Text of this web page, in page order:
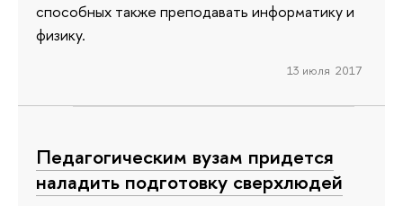
способных также преподавать информатику и
физику.
13 июля 2017
Педагогическим вузам придется
наладить подготовку сверхлюдей